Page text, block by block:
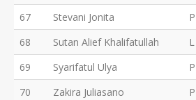
67
Stevani Jonita P
68
Sutan Alief Khalifatullah L
69
Syarifatul Ulya P
70
Zakira Juliasano P